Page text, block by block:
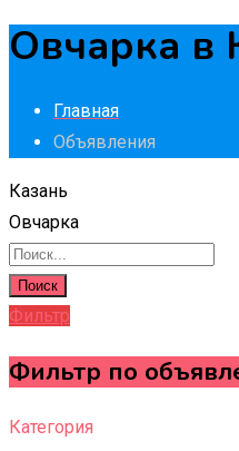
Овчарка в
Главная
Объявления
Казань
Овчарка
Поиск
Фильтр
Фильтр по
Категория